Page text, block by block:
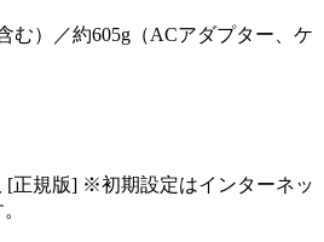
む）／約605g（ACアダプター、ケ
[正規版] ※初期設定はインターネッ